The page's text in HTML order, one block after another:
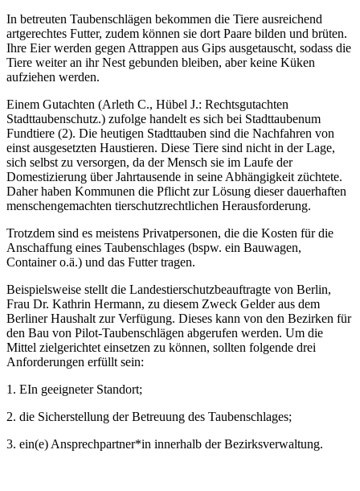
In betreuten Taubenschlägen bekommen die Tiere ausreichend
artgerechtes Futter, zudem können sie dort Paare bilden und brüten.
Ihre Eier werden gegen Attrappen aus Gips ausgetauscht, sodass die
Tiere weiter an ihr Nest gebunden bleiben, aber keine Küken
aufziehen werden.
Einem Gutachten (Arleth C., Hübel J.: Rechtsgutachten
Stadttaubenschutz.) zufolge handelt es sich bei Stadttaubenum
Fundtiere (2). Die heutigen Stadttauben sind die Nachfahren von
einst ausgesetzten Haustieren. Diese Tiere sind nicht in der Lage,
sich selbst zu versorgen, da der Mensch sie im Laufe der
Domestizierung über Jahrtausende in seine Abhängigkeit züchtete.
Daher haben Kommunen die Pflicht zur Lösung dieser dauerhaften
menschengemachten tierschutzrechtlichen Herausforderung.
Trotzdem sind es meistens Privatpersonen, die die Kosten für die
Anschaffung eines Taubenschlages (bspw. ein Bauwagen,
Container o.ä.) und das Futter tragen.
Beispielsweise stellt die Landestierschutzbeauftragte von Berlin,
Frau Dr. Kathrin Hermann, zu diesem Zweck Gelder aus dem
Berliner Haushalt zur Verfügung. Dieses kann von den Bezirken für
den Bau von Pilot-Taubenschlägen abgerufen werden. Um die
Mittel zielgerichtet einsetzen zu können, sollten folgende drei
Anforderungen erfüllt sein:
1. EIn geeigneter Standort;
2. die Sicherstellung der Betreuung des Taubenschlages;
3. ein(e) Ansprechpartner*in innerhalb der Bezirksverwaltung.